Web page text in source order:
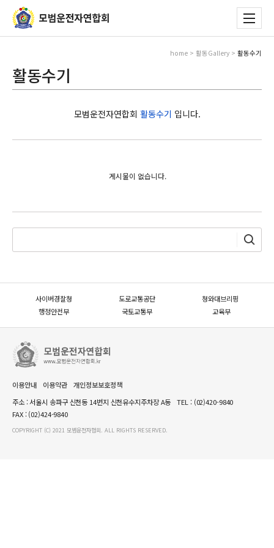
활동수기
home > 활동Gallery > 활동수기
모범운전자연합회 활동수기 입니다.
게시물이 없습니다.
사이버경찰청 도로교통공단
청와대브리핑
행정안전부
국토교통부 교육부
이용안내 이용약관
개인정보보호정책
주소 : 서울시 송파구 신천동 14번지 신천유수지주차장 A동
TEL : (02)420-9840
FAX : (02)424-9840
COPYRIGHT (C) 2021 모범운전자협회. ALL RIGHTS RESERVED.